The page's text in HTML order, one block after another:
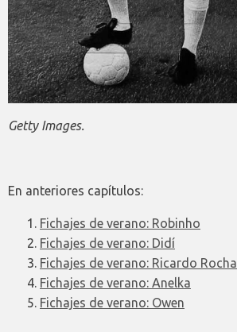
Getty Images.
En anteriores capítulos:
Fichajes de verano: Robinho
Fichajes de verano: Didí
Fichajes de verano: Ricardo Rocha
Fichajes de verano: Anelka
Fichajes de verano: Owen